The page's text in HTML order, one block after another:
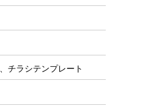
チラシテンプレート